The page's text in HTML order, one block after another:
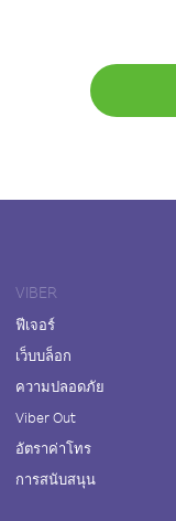
VIBER
ฟีเจอร์
เว็บบล็อก
ความปลอดภัย
Viber Out
อัตราค่าโทร
การสนับสนุน